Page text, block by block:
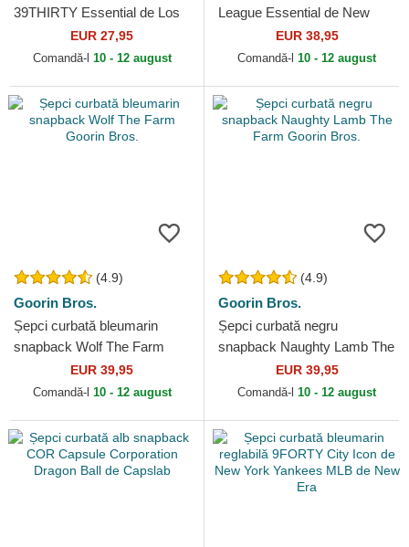
39THIRTY Essential de Los
Angeles Dodgers MLB de
New Era
EUR 27,95
Comandă-l 10 - 12 august
League Essential de New
York Yankees MLB de New
Era
EUR 38,95
Comandă-l 10 - 12 august
(4.9)
Goorin Bros.
Șepci curbată bleumarin
snapback Wolf The Farm
Goorin Bros.EUR 39,95
Comandă-l 10 - 12 august
(4.9)
Goorin Bros.
Șepci curbată negru
snapback Naughty Lamb The
Farm Goorin Bros.
EUR 39,95
Comandă-l 10 - 12 august